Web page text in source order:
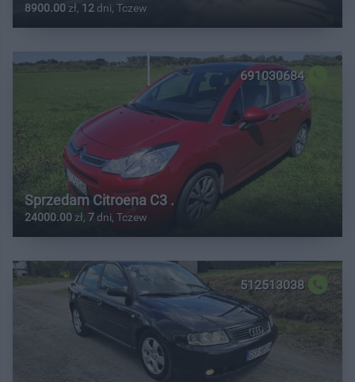
8900.00 zł, 12 dni, Tczew
691030684
Sprzedam Citroena C3 .
24000.00 zł, 7 dni, Tczew
512513038